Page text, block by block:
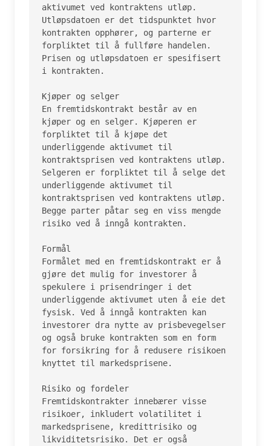
aktivumet ved kontraktens utløp.
Utløpsdatoen er det tidspunktet hvor
kontrakten opphører, og parterne er
forpliktet til å fullføre handelen.
Prisen og utløpsdatoen er spesifisert
i kontrakten.
Kjøper og selger
En fremtidskontrakt består av en
kjøper og en selger. Kjøperen er
forpliktet til å kjøpe det
underliggende aktivumet til
kontraktsprisen ved kontraktens utløp.
Selgeren er forpliktet til å selge det
underliggende aktivumet til
kontraktsprisen ved kontraktens utløp.
Begge parter påtar seg en viss mengde
risiko ved å inngå kontrakten.
Formål
Formålet med en fremtidskontrakt er å
gjøre det mulig for investorer å
spekulere i prisendringer i det
underliggende aktivumet uten å eie det
fysisk. Ved å inngå kontrakten kan
investorer dra nytte av prisbevegelser
og også bruke kontrakten som en form
for forsikring for å redusere risikoen
knyttet til markedsprisene.
Risiko og fordeler
Fremtidskontrakter innebærer visse
risikoer, inkludert volatilitet i
markedsprisene, kredittrisiko og
likviditetsrisiko. Det er også